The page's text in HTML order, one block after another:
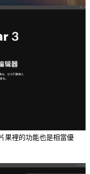
果裡的功能也是相當優